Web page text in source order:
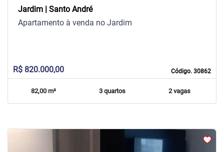
Jardim | Santo André
Código. 30862
Apartamento à venda no Jardim
R$ 820.000,00
82,00 m² 3 quartos 2 vagas